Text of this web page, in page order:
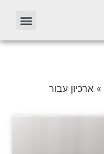
» ארכיון עבור